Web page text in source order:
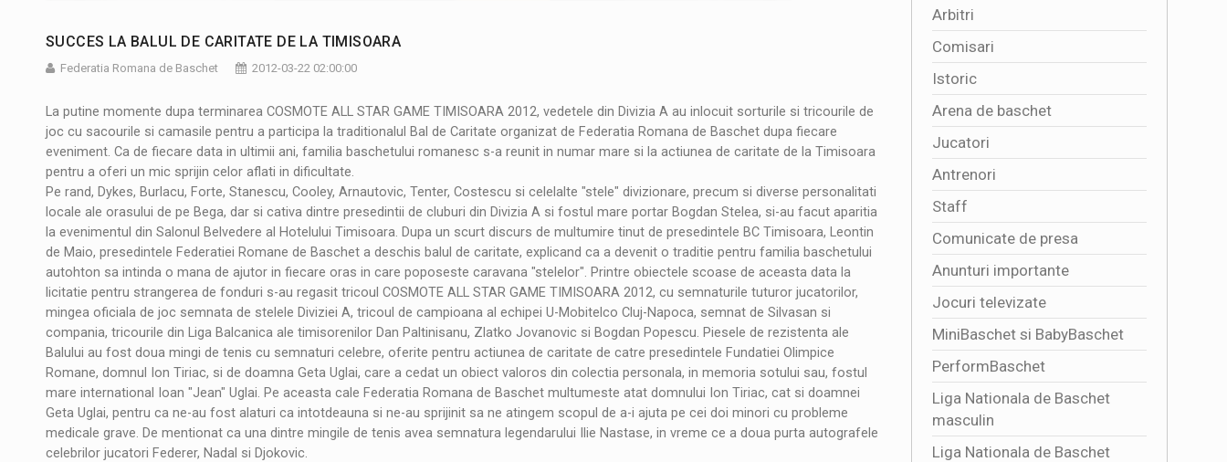
SUCCES LA BALUL DE CARITATE DE LA TIMISOARA
Federatia Romana de Baschet 2012-03-22 02:00:00
La putine momente dupa terminarea COSMOTE ALL STAR GAME TIMISOARA 2012, vedetele din Divizia A au inlocuit sorturile si tricourile de
joc cu sacourile si camasile pentru a participa la traditionalul Bal de Caritate organizat de Federatia Romana de Baschet dupa fiecare
eveniment. Ca de fiecare data in ultimii ani, familia baschetului romanesc s-a reunit in numar mare si la actiunea de caritate de la Timisoara
pentru a oferi un mic sprijin celor aflati in dificultate.
Pe rand, Dykes, Burlacu, Forte, Stanescu, Cooley, Arnautovic, Tenter, Costescu si celelalte "stele" divizionare, precum si diverse personalitati
locale ale orasului de pe Bega, dar si cativa dintre presedintii de cluburi din Divizia A si fostul mare portar Bogdan Stelea, si-au facut aparitia
la evenimentul din Salonul Belvedere al Hotelului Timisoara. Dupa un scurt discurs de multumire tinut de presedintele BC Timisoara, Leontin
de Maio, presedintele Federatiei Romane de Baschet a deschis balul de caritate, explicand ca a devenit o traditie pentru familia baschetului
autohton sa intinda o mana de ajutor in fiecare oras in care poposeste caravana "stelelor". Printre obiectele scoase de aceasta data la
licitatie pentru strangerea de fonduri s-au regasit tricoul COSMOTE ALL STAR GAME TIMISOARA 2012, cu semnaturile tuturor jucatorilor,
mingea oficiala de joc semnata de stelele Diviziei A, tricoul de campioana al echipei U-Mobitelco Cluj-Napoca, semnat de Silvasan si
compania, tricourile din Liga Balcanica ale timisorenilor Dan Paltinisanu, Zlatko Jovanovic si Bogdan Popescu. Piesele de rezistenta ale
Balului au fost doua mingi de tenis cu semnaturi celebre, oferite pentru actiunea de caritate de catre presedintele Fundatiei Olimpice
Romane, domnul Ion Tiriac, si de doamna Geta Uglai, care a cedat un obiect valoros din colectia personala, in memoria sotului sau, fostul
mare international Ioan "Jean" Uglai. Pe aceasta cale Federatia Romana de Baschet multumeste atat domnului Ion Tiriac, cat si doamnei
Geta Uglai, pentru ca ne-au fost alaturi ca intotdeauna si ne-au sprijinit sa ne atingem scopul de a-i ajuta pe cei doi minori cu probleme
medicale grave. De mentionat ca una dintre mingile de tenis avea semnatura legendarului Ilie Nastase, in vreme ce a doua purta autografele
celebrilor jucatori Federer, Nadal si Djokovic.
Arbitri
Comisari
Istoric
Arena de baschet
Jucatori
Antrenori
Staff
Comunicate de presa
Anunturi importante
Jocuri televizate
MiniBaschet si BabyBaschet
PerformBaschet
Liga Nationala de Baschet
masculin
Liga Nationala de Baschet